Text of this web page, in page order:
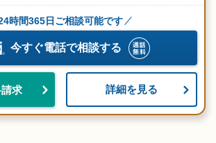
時間365日ご相談可能です
今すぐ電話で相談する
求 詳細を見る